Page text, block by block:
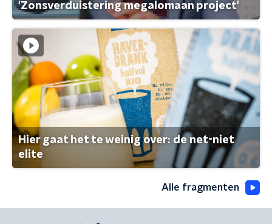
'Zonsverduistering megalomaan project'
Hier gaat het te weinig over: de net-niet
elite
Alle fragmenten